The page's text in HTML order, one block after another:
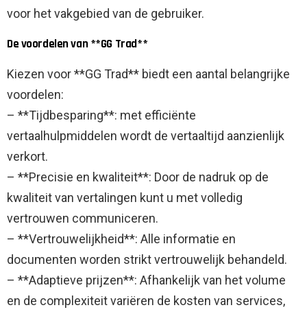
voor het vakgebied van de gebruiker.
De voordelen van **GG Trad**
Kiezen voor **GG Trad** biedt een aantal belangrijke
voordelen:
– **Tijdbesparing**: met efficiënte
vertaalhulpmiddelen wordt de vertaaltijd aanzienlijk
verkort.
– **Precisie en kwaliteit**: Door de nadruk op de
kwaliteit van vertalingen kunt u met volledig
vertrouwen communiceren.
– **Vertrouwelijkheid**: Alle informatie en
documenten worden strikt vertrouwelijk behandeld.
– **Adaptieve prijzen**: Afhankelijk van het volume
en de complexiteit variëren de kosten van services,